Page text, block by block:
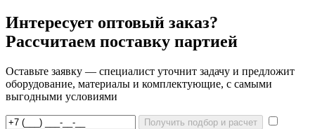
Интересует оптовый заказ?
Рассчитаем поставку партией
Оставьте заявку — специалист уточнит задачу и предложит
оборудование, материалы и комплектующие, с самыми
выгодными условиями
Получить подбор и расчет